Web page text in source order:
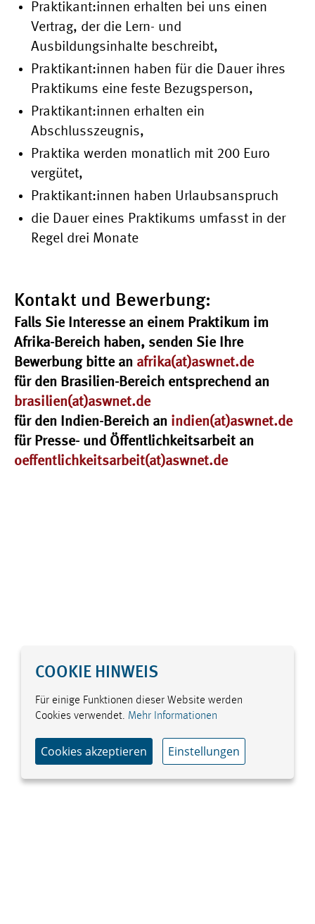
Praktikant:innen erhalten bei uns einen
Vertrag, der die Lern- und
Ausbildungsinhalte beschreibt,
Praktikant:innen haben für die Dauer ihres
Praktikums eine feste Bezugsperson,
Praktikant:innen erhalten ein
Abschlusszeugnis,
Praktika werden monatlich mit 200 Euro
vergütet,
Praktikant:innen haben Urlaubsanspruch
die Dauer eines Praktikums umfasst in der
Regel drei Monate
Kontakt und Bewerbung:
Falls Sie Interesse an einem Praktikum im
Afrika-Bereich haben, senden Sie Ihre
Bewerbung bitte an afrika(at)aswnet.de
für den Brasilien-Bereich entsprechend an
brasilien(at)aswnet.de
für den Indien-Bereich an indien(at)aswnet.de
für Presse- und Öffentlichkeitsarbeit an
oeffentlichkeitsarbeit(at)aswnet.de
COOKIE HINWEIS
Für einige Funktionen dieser Website werden
Cookies verwendet. Mehr Informationen
Cookies akzeptieren Einstellungen